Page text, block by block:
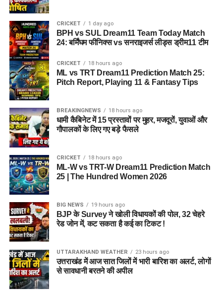
CRICKET 1 day ago
BPH vs SUL Dream11 Team Today Match
24: बर्मिंघम फीनिक्स vs सनराइजर्स लीड्स ड्रीम11 टीम
CRICKET 18 hours ago
ML vs TRT Dream11 Prediction Match 25:
Pitch Report, Playing 11 & Fantasy Tips
BREAKINGNEWS 18 hours ago
धामी कैबिनेट में 15 प्रस्तावों पर मुहर, मजदूरों, युवाओं और
गौपालकों के लिए गए बड़े फैसले
CRICKET 18 hours ago
ML-W vs TRT-W Dream11 Prediction Match
25 | The Hundred Women 2026
BIG NEWS 19 hours ago
BJP के Survey ने खोली विधायकों की पोल, 32 चेहरे
रेड जोन में, कट सकता है कई का टिकट !
UTTARAKHAND WEATHER 23 hours ago
उत्तराखंड में आज सात जिलों में भारी बारिश का अलर्ट, लोगों
से सावधानी बरतने की अपील